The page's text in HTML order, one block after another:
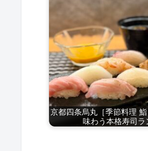
京都四条烏丸［季節料理
味わう本格寿司ラ